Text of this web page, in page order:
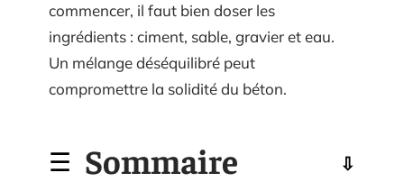
commencer, il faut bien doser les
ingrédients : ciment, sable, gravier et eau.
Un mélange déséquilibré peut
compromettre la solidité du béton.
Sommaire